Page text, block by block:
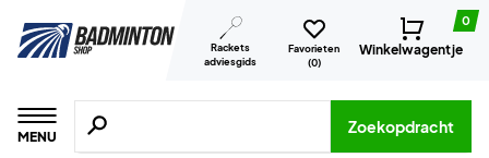
Rackets
adviesgids
Favorieten
(0)
0
Winkelwagentje
MENU
Zoeken naar producten, merken etc.
Zoekopdracht